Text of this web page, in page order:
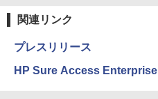
関連リンク
プレスリリース
HP Sure Access Enterprise